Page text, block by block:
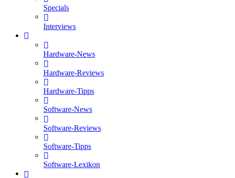
Specials
Interviews
Hardware-News
Hardware-Reviews
Hardware-Tipps
Software-News
Software-Reviews
Software-Tipps
Software-Lexikon